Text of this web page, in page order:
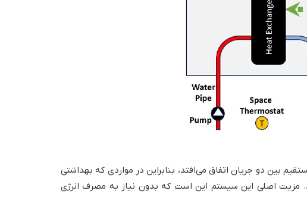
بین دو جریان اتفاق می‌افتد، بنابراین در مواردی که بهداشتی
اصلی این سیستم این است که بدون نیاز به مصرف انرژی